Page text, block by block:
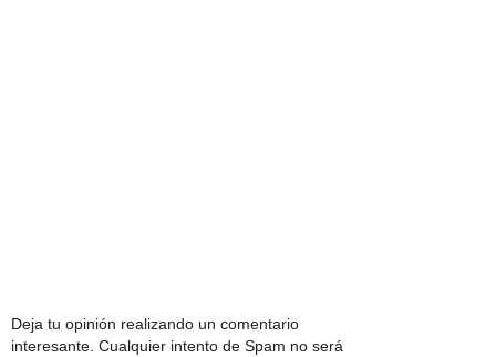
Deja tu opinión realizando un comentario
interesante. Cualquier intento de Spam no será